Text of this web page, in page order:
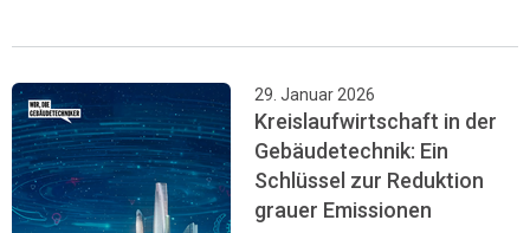
29. Januar 2026
Kreislaufwirtschaft in der
Gebäudetechnik: Ein
Schlüssel zur Reduktion
grauer Emissionen